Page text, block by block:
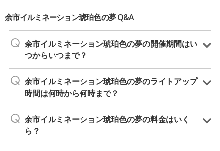
余市イルミネーション琥珀色の夢 Q&A
余市イルミネーション琥珀色の夢の開催期間はい
つからいつまで？
余市イルミネーション琥珀色の夢のライトアップ
時間は何時から何時まで？
余市イルミネーション琥珀色の夢の料金はいく
ら？